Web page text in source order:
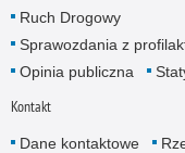
Ruch Drogowy
Sprawozdania z
Opinia publiczna
Kontakt
Dane kontaktowe